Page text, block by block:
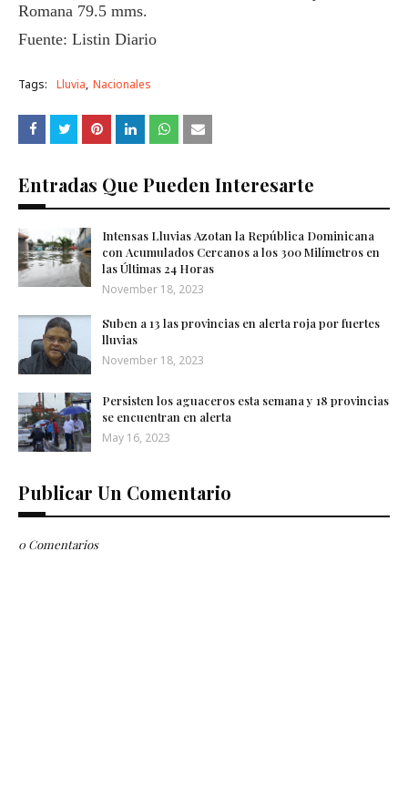
Romana 79.5 mms.
Fuente: Listin Diario
Tags: Lluvia Nacionales
Entradas Que Pueden Interesarte
Intensas Lluvias Azotan la República Dominicana
con Acumulados Cercanos a los 300 Milímetros en
las Últimas 24 Horas
November 18, 2023
Suben a 13 las provincias en alerta roja por fuertes
lluvias
November 18, 2023
Persisten los aguaceros esta semana y 18 provincias
se encuentran en alerta
May 16, 2023
Publicar Un Comentario
0 Comentarios